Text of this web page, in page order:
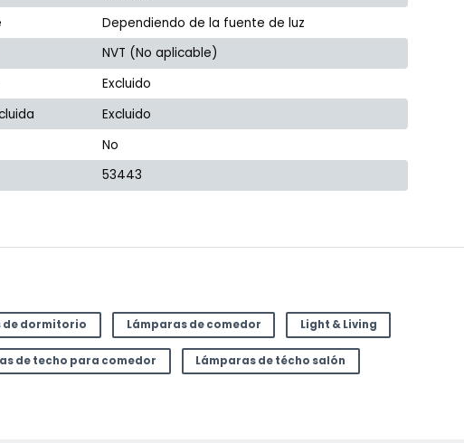
Dependiendo de la fuente de luz
NVT (No aplicable)
Excluido
Excluido
No
53443
de dormitorio Lámparas de comedor Light & Living
de techo para comedor Lámparas de técho salón